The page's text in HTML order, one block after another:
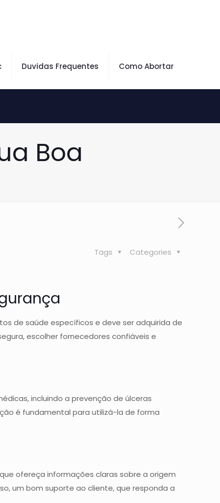
Duvidas Frequentes Como Abortar
Boa
Categories
Tags
de saúde específicos e deve ser adquirida de
escolher fornecedores confiáveis e
incluindo a prevenção de úlceras
é fundamental para utilizá-la de forma
ofereça informações claras sobre a origem
um bom suporte ao cliente, que responda a